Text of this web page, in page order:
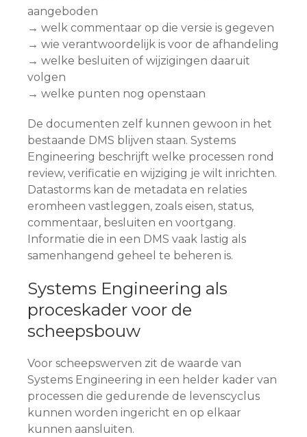
aangeboden
→ welk commentaar op die versie is gegeven
→ wie verantwoordelijk is voor de afhandeling
→ welke besluiten of wijzigingen daaruit
volgen
→ welke punten nog openstaan
De documenten zelf kunnen gewoon in het
bestaande DMS blijven staan. Systems
Engineering beschrijft welke processen rond
review, verificatie en wijziging je wilt inrichten.
Datastorms kan de metadata en relaties
eromheen vastleggen, zoals eisen, status,
commentaar, besluiten en voortgang.
Informatie die in een DMS vaak lastig als
samenhangend geheel te beheren is.
Systems Engineering als
proceskader voor de
scheepsbouw
Voor scheepswerven zit de waarde van
Systems Engineering in een helder kader van
processen die gedurende de levenscyclus
kunnen worden ingericht en op elkaar
kunnen aansluiten.